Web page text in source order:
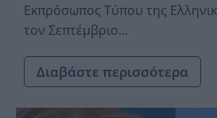
Εκπρόσωπος Τύπου της
τον Σεπτέμβριο...
Διαβάστε περισσότερα